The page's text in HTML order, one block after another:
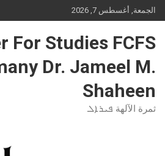
Skip
to
الجمعة, أغسطس 7, 2026
For Studies FCFS
Dr. Jameel M.
Shaheen
ثمرة الآلهة ܦܝܪܐܠ